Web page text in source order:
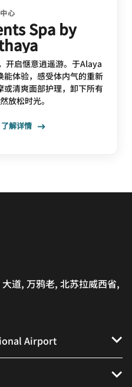
心
Spa by
开启惬意逍遥游。于Alaya
能体验，感受体内气的重新
清爽面部护理，卸下所有
放松时光。
了解详情
道, 万鸦老, 北苏拉威西省,
Airport